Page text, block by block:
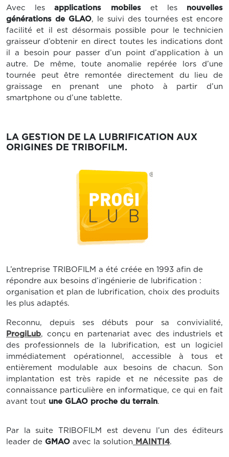
Avec lesapplications mobileset les nouvelles
générations de GLAO, le suivi des tournées est encore
facilité et il est désormais possible pour le technicien
graisseur d’obtenir en direct toutes les indications dont
il a besoin pour passer d’un point d’application à un
autre. De même, toute anomalie repérée lors d’une
tournée peut être remontée directement du lieu de
graissage en prenant une photo à partir d’un
smartphone ou d’une tablette.
LA GESTION DE LA LUBRIFICATION AUX
ORIGINES DE TRIBOFILM.
L’entreprise TRIBOFILM a été créée en 1993 afin de
répondre aux besoins d’ingénierie de lubrification :
organisation et plan de lubrification, choix des produits
les plus adaptés.
Reconnu, depuis ses débuts pour sa convivialité,
ProgiLub, conçu en partenariat avec des industriels et
des professionnels de la lubrification, est un logiciel
immédiatement opérationnel, accessible à tous et
entièrement modulable aux besoins de chacun. Son
implantation est très rapide et ne nécessite pas de
connaissance particulière en informatique, ce qui en fait
avant tout une GLAO proche du terrain.
Par la suite TRIBOFILM est devenu l’un des éditeurs
leader de GMAO avec la solution MAINTI4.